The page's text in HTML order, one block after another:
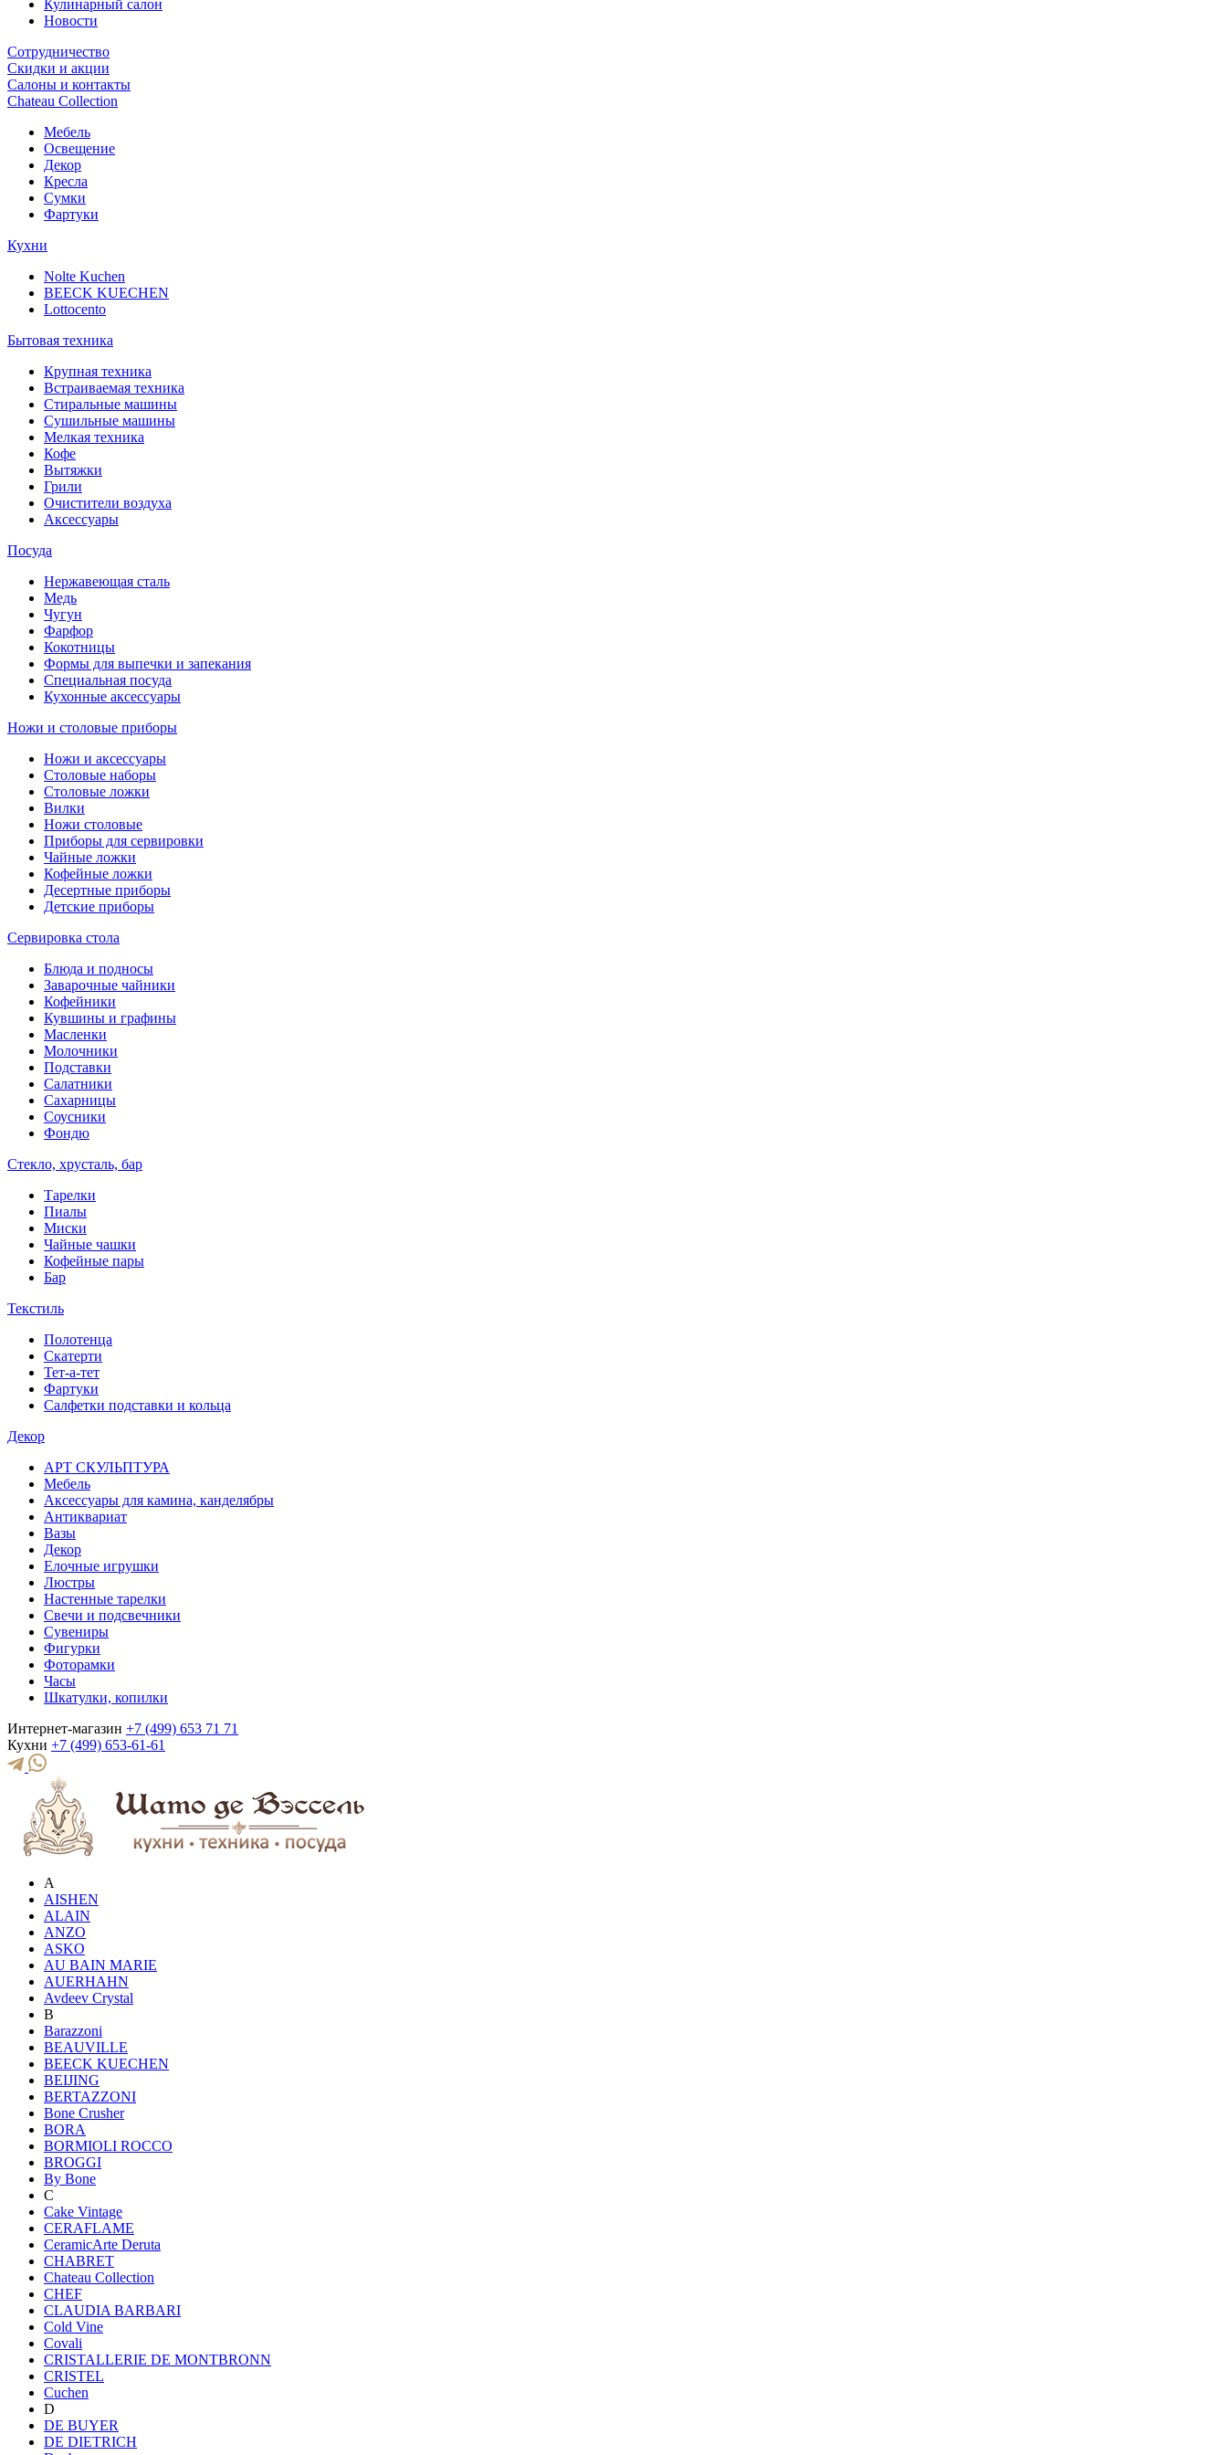
Кулинарный салон
Новости
Сотрудничество
Скидки и акции
Салоны и контакты
Chateau Collection
Мебель
Освещение
Декор
Кресла
Сумки
Фартуки
Кухни
Nolte Kuchen
BEECK KUECHEN
Lottocento
Бытовая техника
Крупная техника
Встраиваемая техника
Стиральные машины
Сушильные машины
Мелкая техника
Кофе
Вытяжки
Грили
Очистители воздуха
Аксессуары
Посуда
Нержавеющая сталь
Медь
Чугун
Фарфор
Кокотницы
Формы для выпечки и запекания
Специальная посуда
Кухонные аксессуары
Ножи и столовые приборы
Ножи и аксессуары
Столовые наборы
Столовые ложки
Вилки
Ножи столовые
Приборы для сервировки
Чайные ложки
Кофейные ложки
Десертные приборы
Детские приборы
Сервировка стола
Блюда и подносы
Заварочные чайники
Кофейники
Кувшины и графины
Масленки
Молочники
Подставки
Салатники
Сахарницы
Соусники
Фондю
Стекло, хрусталь, бар
Тарелки
Пиалы
Миски
Чайные чашки
Кофейные пары
Бар
Текстиль
Полотенца
Скатерти
Тет-а-тет
Фартуки
Салфетки подставки и кольца
Декор
АРТ СКУЛЬПТУРА
Мебель
Аксессуары для камина, канделябры
Антиквариат
Вазы
Декор
Елочные игрушки
Люстры
Настенные тарелки
Свечи и подсвечники
Сувениры
Фигурки
Фоторамки
Часы
Шкатулки, копилки
Интернет-магазин +7 (499) 653 71 71
Кухни +7 (499) 653-61-61
A
AISHEN
ALAIN
ANZO
ASKO
AU BAIN MARIE
AUERHAHN
Avdeev Crystal
B
Barazzoni
BEAUVILLE
BEECK KUECHEN
BEIJING
BERTAZZONI
Bone Crusher
BORA
BORMIOLI ROCCO
BROGGI
By Bone
C
Cake Vintage
CERAFLAME
CeramicArte Deruta
CHABRET
Chateau Collection
CHEF
CLAUDIA BARBARI
Cold Vine
Covali
CRISTALLERIE DE MONTBRONN
CRISTEL
Cuchen
D
DE BUYER
DE DIETRICH